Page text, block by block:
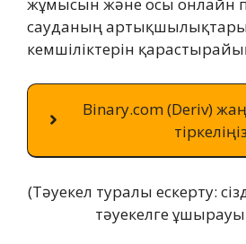
сауданың
кемшіліктерін
Binary.com (Deriv)
тіркеліңіз
(Тәуекел туралы ескерту:
тәуекелге